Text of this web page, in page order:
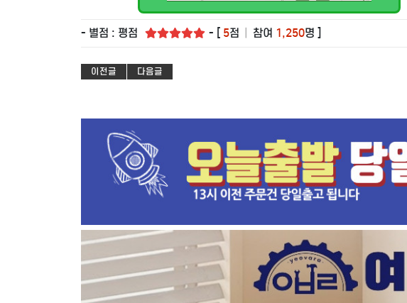
- 별점 : 평점 - [ 5점 참여 1,250명 ]
이전글 다음글